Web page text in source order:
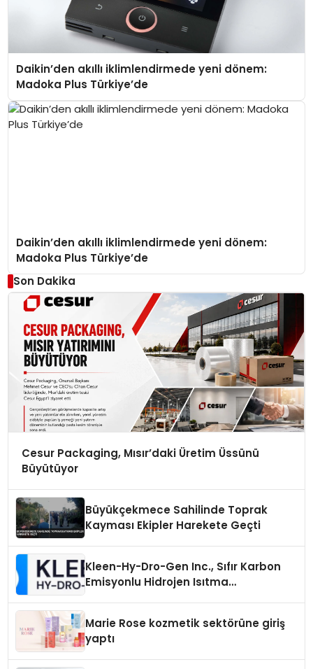
Daikin’den akıllı iklimlendirmede yeni dönem:
Madoka Plus Türkiye’de
Daikin’den akıllı iklimlendirmede yeni dönem:
Madoka Plus Türkiye’de
Son Dakika
Cesur Packaging, Mısır’daki Üretim Üssünü
Büyütüyor
Büyükçekmece Sahilinde Toprak
Kayması Ekipler Harekete Geçti
Kleen-Hy-Dro-Gen Inc., Sıfır Karbon
Emisyonlu Hidrojen Isıtma
Marie Rose kozmetik sektörüne giriş
yaptı